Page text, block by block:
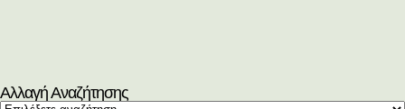
Αλλαγή Αναζήτησης